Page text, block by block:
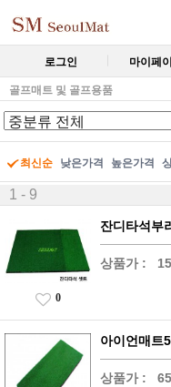
로그인 마이페
골프매트 및 골프용품
최신순 낮은가격 높은가격
1 - 9
잔디타석부
상품가 :
0
아이언매트
상품가 :